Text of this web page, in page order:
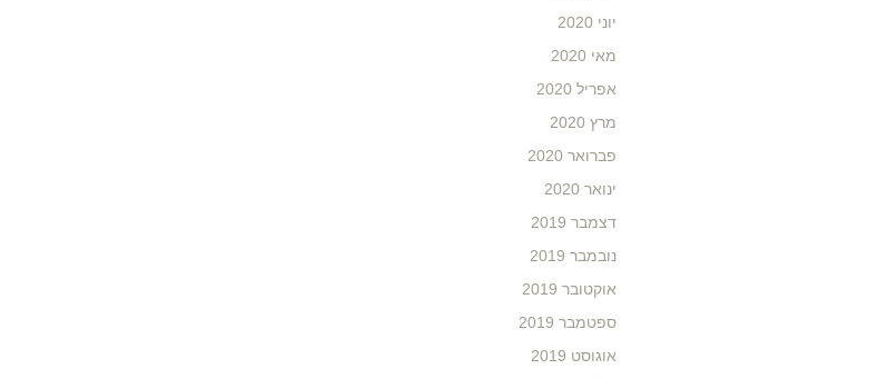
יוני 2020
מאי 2020
אפריל 2020
מרץ 2020
פברואר 2020
ינואר 2020
דצמבר 2019
נובמבר 2019
אוקטובר 2019
ספטמבר 2019
אוגוסט 2019